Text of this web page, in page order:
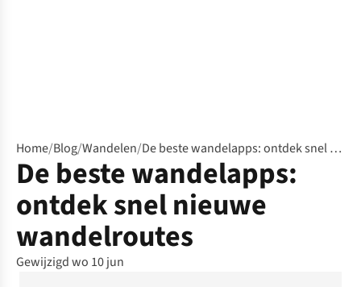
Home/Blog/Wandelen/ De beste wandelapps: ontdek snel nieuwe wandelroutes
De beste wandelapps:
ontdek snel nieuwe
wandelroutes
Gewijzigd wo 10 jun